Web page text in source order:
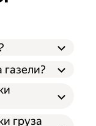
груза